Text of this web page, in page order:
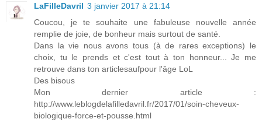
LaFilleDavril 3 janvier 2017 à 21:14
Coucou, je te souhaite une fabuleuse nouvelle année
remplie de joie, de bonheur mais surtout de santé.
Dans la vie nous avons tous (à de rares exceptions) le
choix, tu le prends et c'est tout à ton honneur... Je me
retrouve dans ton articlesaufpour l'âge LoL
Des bisous
Mon dernier article :
http://www.leblogdelafilledavril.fr/2017/01/soin-cheveux-
biologique-force-et-pousse.html